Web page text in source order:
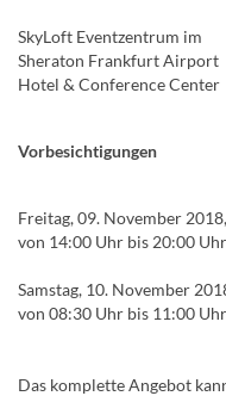
SkyLoft Eventzentrum im
Sheraton Frankfurt Airport
Hotel & Conference Center
Vorbesichtigungen
Freitag, 09. November 2018,
von 14:00 Uhr bis 20:00 Uhr
Samstag, 10. November
von 08:30 Uhr bis 11:00 Uhr
Das komplette Angebot